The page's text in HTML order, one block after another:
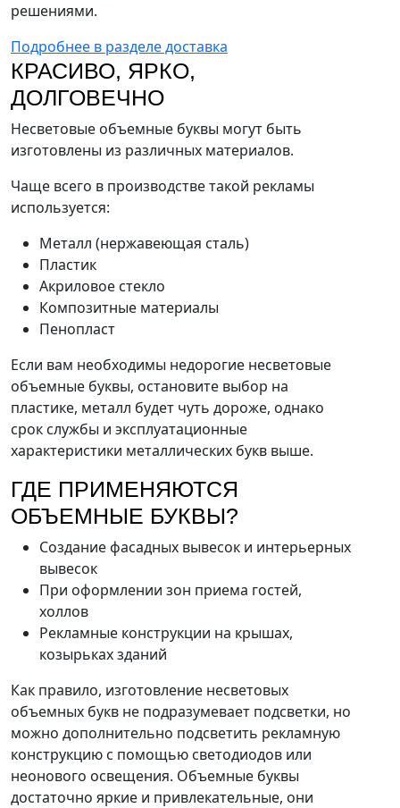
решениями.
Подробнее в разделе доставка
КРАСИВО, ЯРКО,
ДОЛГОВЕЧНО
Несветовые объемные буквы могут быть
изготовлены из различных материалов.
Чаще всего в производстве такой рекламы
используется:
Металл (нержавеющая сталь)
Пластик
Акриловое стекло
Композитные материалы
Пенопласт
Если вам необходимы недорогие несветовые
объемные буквы, остановите выбор на
пластике, металл будет чуть дороже, однако
срок службы и эксплуатационные
характеристики металлических букв выше.
ГДЕ ПРИМЕНЯЮТСЯ
ОБЪЕМНЫЕ БУКВЫ?
Создание фасадных вывесок и интерьерных
вывесок
При оформлении зон приема гостей,
холлов
Рекламные конструкции на крышах,
козырьках зданий
Как правило, изготовление несветовых
объемных букв не подразумевает подсветки, но
можно дополнительно подсветить рекламную
конструкцию с помощью светодиодов или
неонового освещения. Объемные буквы
достаточно яркие и привлекательные, они